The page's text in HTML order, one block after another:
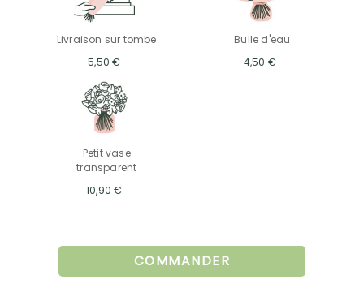
Livraison sur tombe
5,50 €
Bulle d'eau
4,50 €
Petit vase
transparent
10,90 €
COMMANDER